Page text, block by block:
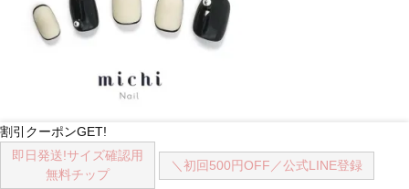
大人モードネイル
割引クーポンGET!
即日発送!サイズ確認用
無料チップ
＼初回500円OFF／公式LINE登録